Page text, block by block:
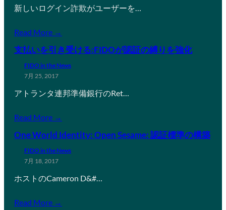
新しいログイン詐欺がユーザーを…
Read More →
支払いを引き受ける:FIDOが認証の縛りを強化
FIDO in the News
7月 25, 2017
アトランタ連邦準備銀行のRet…
Read More →
One World Identity: Open Sesame: 認証標準の構築
FIDO in the News
7月 18, 2017
ホストのCameron D&#…
Read More →